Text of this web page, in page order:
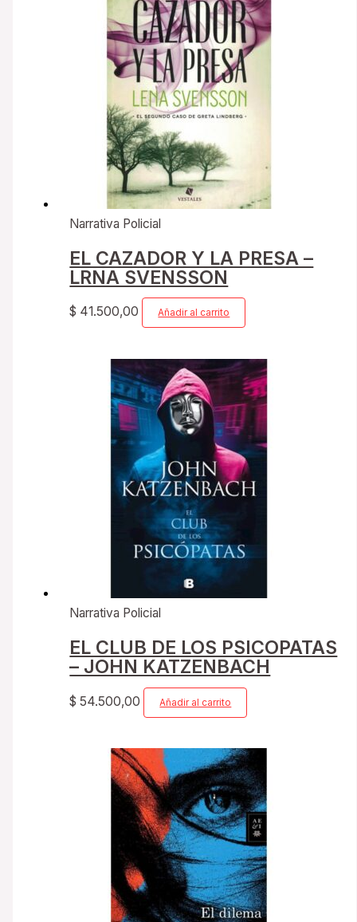
Narrativa Policial
EL CAZADOR Y LA PRESA –
LRNA SVENSSON
$ 41.500,00 Añadir al carrito
Narrativa Policial
EL CLUB DE LOS PSICOPATAS
– JOHN KATZENBACH
$ 54.500,00 Añadir al carrito